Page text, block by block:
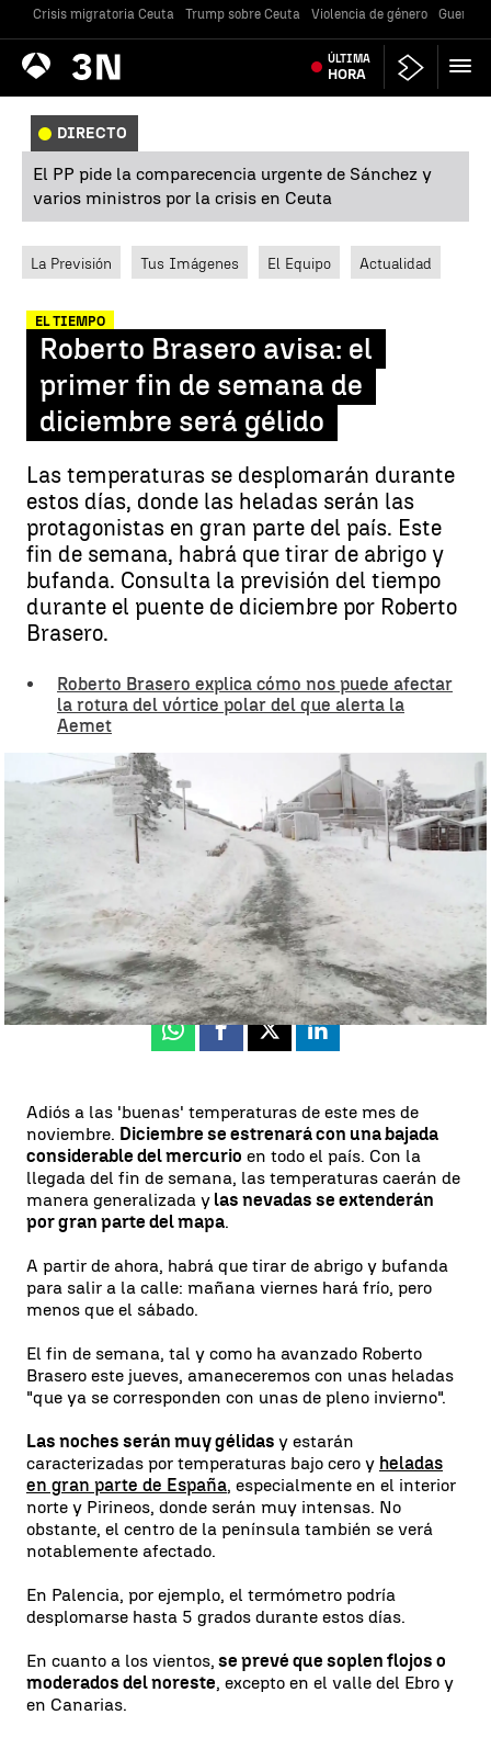
Crisis migratoria Ceuta Trump sobre Ceuta Violencia de género Guerra
Antena
3 Noticias ÚLTIMA
HORA
DIRECTO
El PP pide la comparecencia urgente de Sánchez y
varios ministros por la crisis en Ceuta
La Previsión Tus Imágenes El Equipo Actualidad
EL TIEMPO
Roberto Brasero avisa: el
primer fin de semana de
diciembre será gélido
Las temperaturas se desplomarán durante
estos días, donde las heladas serán las
protagonistas en gran parte del país. Este
fin de semana, habrá que tirar de abrigo y
bufanda. Consulta la previsión del tiempo
durante el puente de diciembre por Roberto
Brasero.
Roberto Brasero explica cómo nos puede afectar
la rotura del vórtice polar del que alerta la
Aemet
Previsión del tiempo durante el puente de diciembre por Roberto
Brasero | Antena 3 Noticias
Juan A. Vargas
Actualizado:02 de diciembre de 2022, 09:43
Publicado:01 de diciembre de 2022, 20:57
Whatsapp
Facebook
X Linkedin
Adiós a las 'buenas' temperaturas de este mes de
noviembre. Diciembre se estrenará con una bajada
considerable del mercurio en todo el país. Con la
llegada del fin de semana, las temperaturas caerán de
manera generalizada y las nevadas se extenderán
por gran parte del mapa.
A partir de ahora, habrá que tirar de abrigo y bufanda
para salir a la calle: mañana viernes hará frío, pero
menos que el sábado.
El fin de semana, tal y como ha avanzado Roberto
Brasero este jueves, amaneceremos con unas heladas
"que ya se corresponden con unas de pleno invierno".
Las noches serán muy gélidas y estarán
caracterizadas por temperaturas bajo cero y heladas
en gran parte de España, especialmente en el interior
norte y Pirineos, donde serán muy intensas. No
obstante, el centro de la península también se verá
notablemente afectado.
En Palencia, por ejemplo, el termómetro podría
desplomarse hasta 5 grados durante estos días.
En cuanto a los vientos, se prevé que soplen flojos o
moderados del noreste, excepto en el valle del Ebro y
en Canarias.